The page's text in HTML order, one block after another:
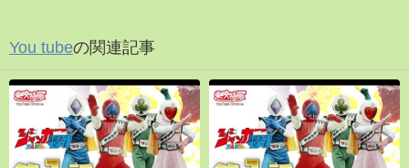
You tubeの関連記事